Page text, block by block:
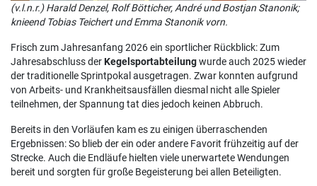
(v.l.n.r.) Harald Denzel, Rolf Bötticher, André und Bostjan Stanonik;
knieend Tobias Teichert und Emma Stanonik vorn.
Frisch zum Jahresanfang 2026 ein sportlicher Rückblick: Zum
Jahresabschluss derKegelsportabteilungwurde auch 2025 wieder
der traditionelle Sprintpokal ausgetragen. Zwar konnten aufgrund
von Arbeits- und Krankheitsausfällen diesmal nicht alle Spieler
teilnehmen, der Spannung tat dies jedoch keinen Abbruch.
Bereits in den Vorläufen kam es zu einigen überraschenden
Ergebnissen: So blieb der ein oder andere Favorit frühzeitig auf der
Strecke. Auch die Endläufe hielten viele unerwartete Wendungen
bereit und sorgten für große Begeisterung bei allen Beteiligten.